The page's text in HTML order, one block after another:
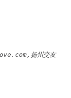
扬州交友